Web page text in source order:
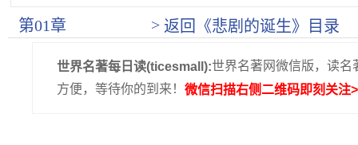
第01章 > 返回《悲剧的诞生》目录
世界名著每日读(ticesmall):世界名著网微信版，读名
方便，等待你的到来！ 微信扫描右侧二维码即刻关注